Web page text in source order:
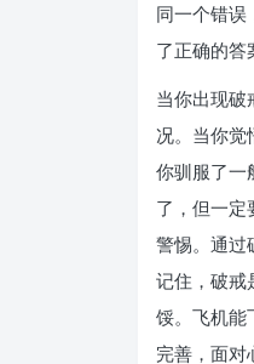
同一个错误
了正确的答
当你出现破
况。当你觉
你驯服了一
了，但一定
警惕。通过
记住，破戒
馁。飞机能
完善，面对